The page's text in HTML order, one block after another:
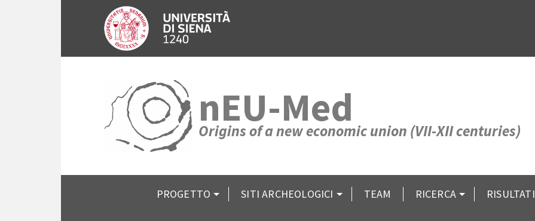
nEU-Med
Origins of a new economic union (VII-XII centuries)
PROGETTO SITI ARCHEOLOGICI TEAM RICERCA RISULTATI